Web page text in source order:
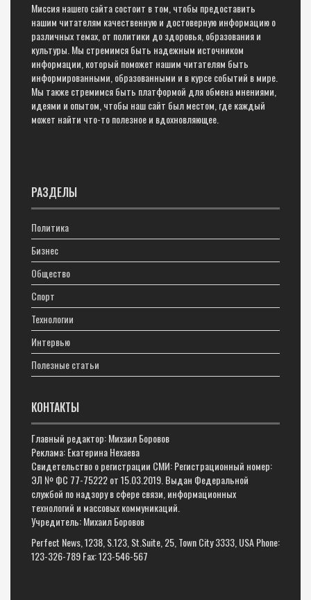
Миссия нашего сайта состоит в том, чтобы предоставить
нашим читателям качественную и достоверную информацию о
различных темах, от политики до здоровья, образования и
культуры. Мы стремимся быть надежным источником
информации, который поможет нашим читателям быть
информированными, образованными и в курсе событий в мире.
Мы также стремимся быть платформой для обмена мнениями,
идеями и опытом, чтобы наш сайт был местом, где каждый
может найти что-то полезное и вдохновляющее.
РАЗДЕЛЫ
Политика
Бизнес
Общество
Спорт
Технологии
Интервью
Полезные статьи
КОНТАКТЫ
Главный редактор: Михаил Боровов
Реклама: Екатерина Нехаева
Свидетельство о регистрации СМИ: Регистрационный номер:
ЭЛ № ФС 77-75222 от 15.03.2019. Выдан Федеральной
службой по надзору в сфере связи, информационных
технологий и массовых коммуникаций.
Учредитель: Михаил Боровов
Perfect News, 1238, S.123, St.Suite, 25, Town City 3333, USA Phone:
123-326-789 Fax: 123-546-567